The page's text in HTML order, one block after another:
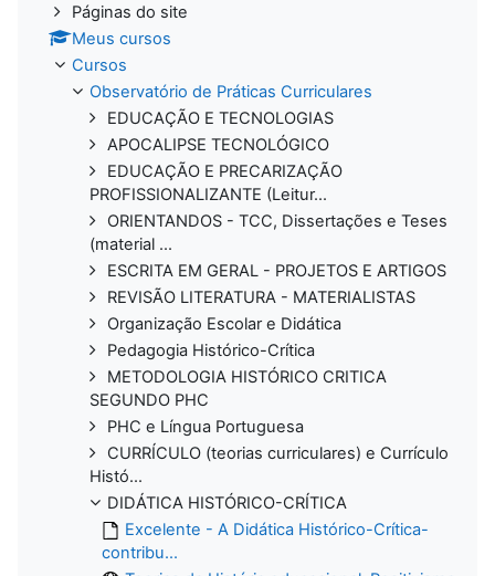
Páginas do site
Meus cursos
Cursos
Observatório de Práticas Curriculares
EDUCAÇÃO E TECNOLOGIAS
APOCALIPSE TECNOLÓGICO
EDUCAÇÃO E PRECARIZAÇÃO
PROFISSIONALIZANTE (Leitur...
ORIENTANDOS - TCC, Dissertações e Teses
(material ...
ESCRITA EM GERAL - PROJETOS E ARTIGOS
REVISÃO LITERATURA - MATERIALISTAS
Organização Escolar e Didática
Pedagogia Histórico-Crítica
METODOLOGIA HISTÓRICO CRITICA
SEGUNDO PHC
PHC e Língua Portuguesa
CURRÍCULO (teorias curriculares) e Currículo
Histó...
DIDÁTICA HISTÓRICO-CRÍTICA
Excelente - A Didática Histórico-Crítica-
contribu...